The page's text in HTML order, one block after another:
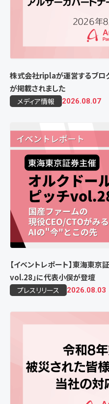
株式会社riplaが運営するブロ
が掲載されました
メディア情報 2026.08.07
【イベントレポート】東海東京
vol.28」に代表小俣が登壇
プレスリリース 2026.08.03